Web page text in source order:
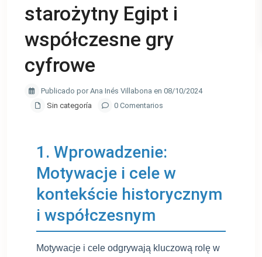
starożytny Egipt i
współczesne gry
cyfrowe
Publicado por Ana Inés Villabona en 08/10/2024
Sin categoría
0 Comentarios
1. Wprowadzenie:
Motywacje i cele w
kontekście historycznym
i współczesnym
Motywacje i cele odgrywają kluczową rolę w